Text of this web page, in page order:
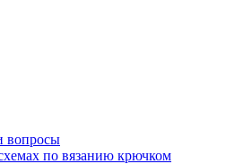
вопросы
по вязанию крючком